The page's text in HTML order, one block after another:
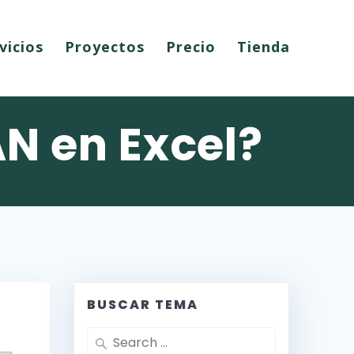
Proyectos Precio Tienda
en Excel?
BUSCAR TEMA
Search